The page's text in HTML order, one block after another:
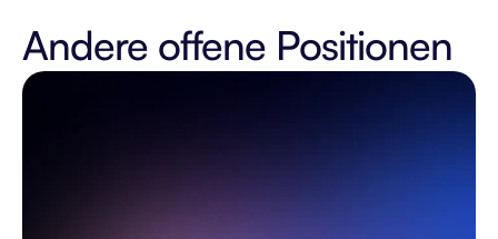
Andere offene Positionen